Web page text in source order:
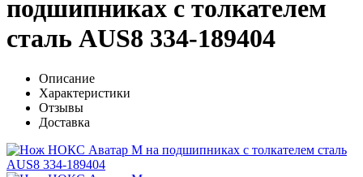
подшипниках с толкателем
сталь AUS8 334-189404
Описание
Характеристики
Отзывы
Доставка